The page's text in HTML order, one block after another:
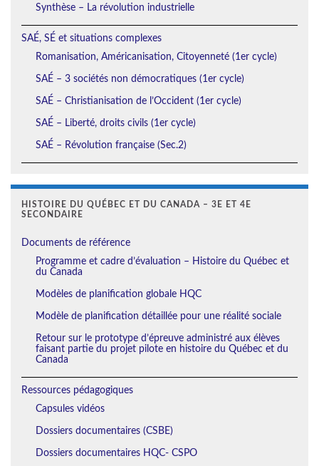
Synthèse – La révolution industrielle
SAÉ, SÉ et situations complexes
Romanisation, Américanisation, Citoyenneté (1er cycle)
SAÉ – 3 sociétés non démocratiques (1er cycle)
SAÉ – Christianisation de l’Occident (1er cycle)
SAÉ – Liberté, droits civils (1er cycle)
SAÉ – Révolution française (Sec.2)
HISTOIRE DU QUÉBEC ET DU CANADA – 3E ET 4E
SECONDAIRE
Documents de référence
Programme et cadre d’évaluation – Histoire du Québec et
du Canada
Modèles de planification globale HQC
Modèle de planification détaillée pour une réalité sociale
Retour sur le prototype d’épreuve administré aux élèves
faisant partie du projet pilote en histoire du Québec et du
Canada
Ressources pédagogiques
Capsules vidéos
Dossiers documentaires (CSBE)
Dossiers documentaires HQC- CSPO